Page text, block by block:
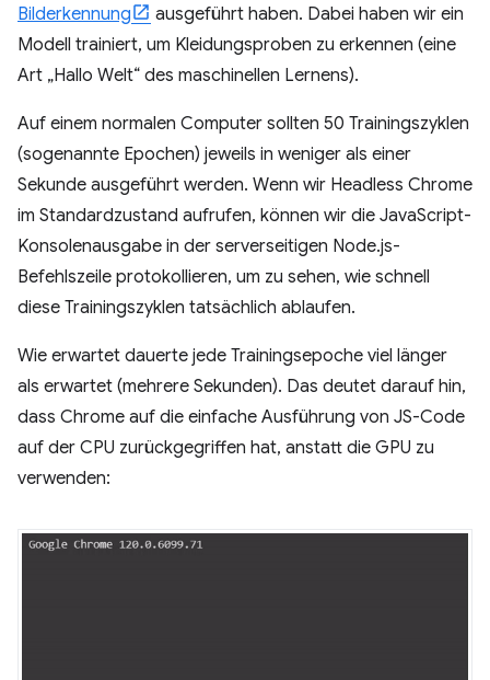
Bilderkennung
ausgeführt haben. Dabei haben wir ein
Modell trainiert, um Kleidungsproben zu erkennen (eine
Art „Hallo Welt“ des maschinellen Lernens).
Auf einem normalen Computer sollten 50 Trainingszyklen
(sogenannte Epochen) jeweils in weniger als einer
Sekunde ausgeführt werden. Wenn wir Headless Chrome
im Standardzustand aufrufen, können wir die JavaScript-
Konsolenausgabe in der serverseitigen Node.js-
Befehlszeile protokollieren, um zu sehen, wie schnell
diese Trainingszyklen tatsächlich ablaufen.
Wie erwartet dauerte jede Trainingsepoche viel länger
als erwartet (mehrere Sekunden). Das deutet darauf hin,
dass Chrome auf die einfache Ausführung von JS-Code
auf der CPU zurückgegriffen hat, anstatt die GPU zu
verwenden: